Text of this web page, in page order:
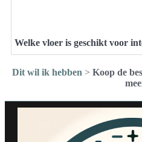
Welke vloer is geschikt voor
Dit wil ik hebben > Koop de